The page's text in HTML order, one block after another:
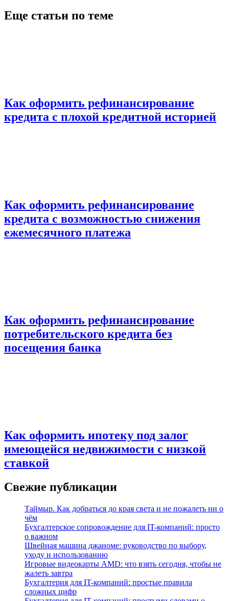
Еще статьи по теме
Как оформить рефинансирование
кредита с плохой кредитной историей
Как оформить рефинансирование
кредита с возможностью снижения
ежемесячного платежа
Как оформить рефинансирование
потребительского кредита без
посещения банка
Как оформить ипотеку под залог
имеющейся недвижимости с низкой
ставкой
Свежие публикации
Таймыр. Как добраться до края света и не пожалеть ни о
чём
Бухгалтерское сопровождение для IT-компаний: просто
о важном
Швейная машина джаноме: руководство по выбору,
уходу и использованию
Игровые видеокарты AMD: что взять сегодня, чтобы не
жалеть завтра
Бухгалтерия для IT-компаний: простые правила
сложных цифр